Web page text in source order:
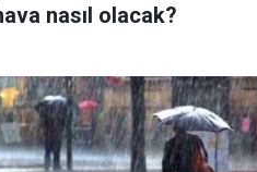
nasıl olacak?